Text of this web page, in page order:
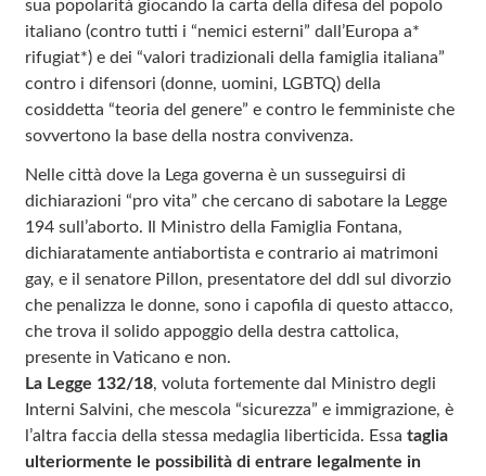
sua popolarità giocando la carta della difesa del popolo
italiano (contro tutti i “nemici esterni” dall’Europa a*
rifugiat*) e dei “valori tradizionali della famiglia italiana”
contro i difensori (donne, uomini, LGBTQ) della
cosiddetta “teoria del genere” e contro le femministe che
sovvertono la base della nostra convivenza.
Nelle città dove la Lega governa è un susseguirsi di
dichiarazioni “pro vita” che cercano di sabotare la Legge
194 sull’aborto. Il Ministro della Famiglia Fontana,
dichiaratamente antiabortista e contrario ai matrimoni
gay, e il senatore Pillon, presentatore del ddl sul divorzio
che penalizza le donne, sono i capofila di questo attacco,
che trova il solido appoggio della destra cattolica,
presente in Vaticano e non.
La Legge 132/18, voluta fortemente dal Ministro degli
Interni Salvini, che mescola “sicurezza” e immigrazione, è
l’altra faccia della stessa medaglia liberticida. Essa taglia
ulteriormente le possibilità di entrare legalmente in